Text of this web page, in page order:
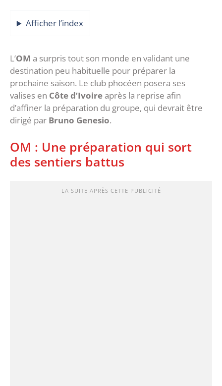
Afficher l’index
L’OM a surpris tout son monde en validant une
destination peu habituelle pour préparer la
prochaine saison. Le club phocéen posera ses
valises en Côte d’Ivoireaprès la reprise afin
d’affiner la préparation du groupe, qui devrait être
dirigé par Bruno Genesio.
‎OM : Une préparation qui sort
des sentiers battus
LA SUITE APRÈS CETTE PUBLICITÉ